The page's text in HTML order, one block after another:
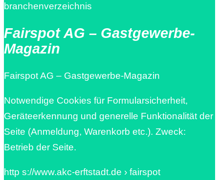
branchenverzeichnis
Fairspot AG – Gastgewerbe-
Magazin
Fairspot AG – Gastgewerbe-Magazin
Notwendige Cookies für Formularsicherheit,
Geräteerkennung und generelle Funktionalität der
Seite (Anmeldung, Warenkorb etc.). Zweck:
Betrieb der Seite.
http s://www.akc-erftstadt.de › fairspot